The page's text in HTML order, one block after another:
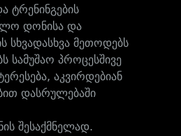
ტრენინგების
დონისა და
სხვადასხვა მეთოდებს
სამუშაო პროცესშივე
აკვირდებიან
დასრულებაში
შესაქმნელად.